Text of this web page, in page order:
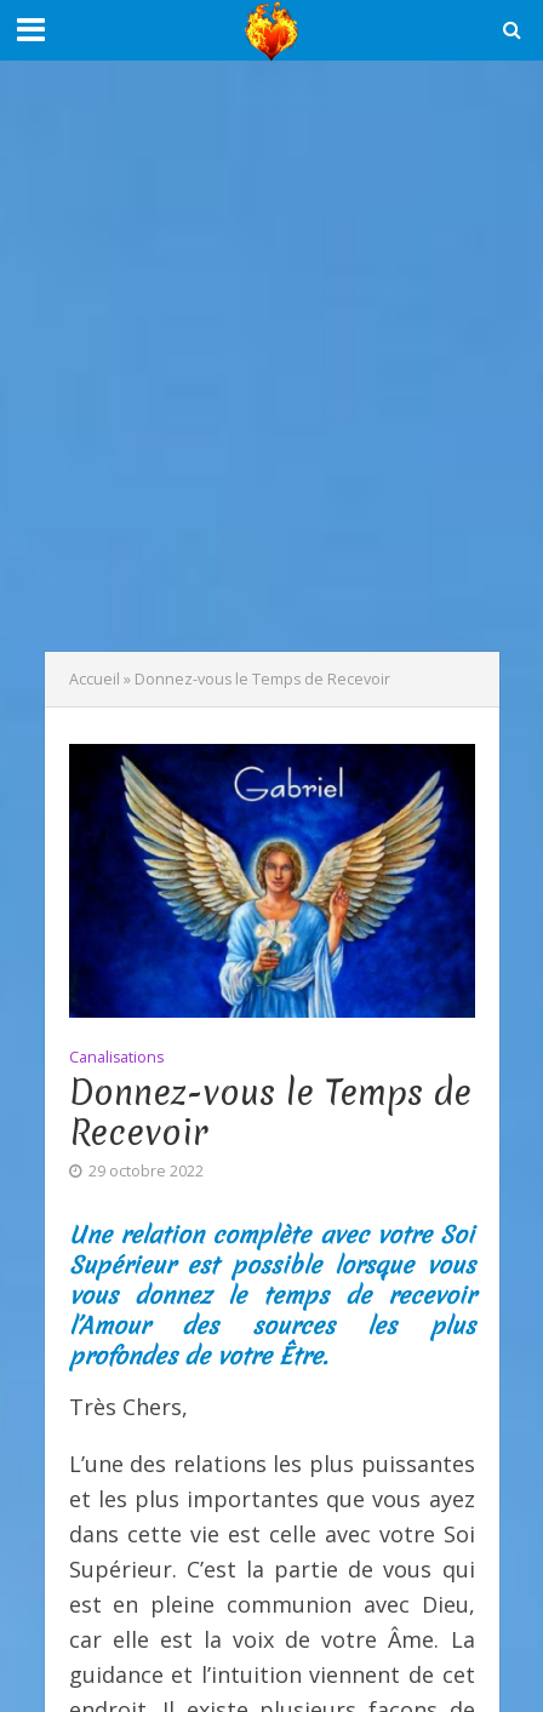
Accueil » Donnez-vous le Temps de Recevoir
Canalisations
Donnez-vous le Temps de
Recevoir
29 octobre 2022
Une relation complète avec votre Soi
Supérieur est possible lorsque vous
vous donnez le temps de recevoir
l’Amour des sources les plus
profondes de votre Être.
Très Chers,
L’une des relations les plus puissantes
et les plus importantes que vous ayez
dans cette vie est celle avec votre Soi
Supérieur. C’est la partie de vous qui
est en pleine communion avec Dieu,
car elle est la voix de votre Âme. La
guidance et l’intuition viennent de cet